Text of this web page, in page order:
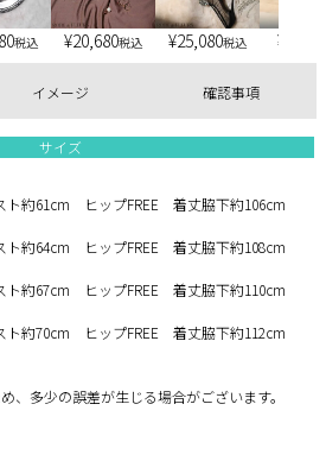
税込 ¥20,680税込 ¥25,080税込 ¥
イメージ 確認事項
サイズ
ト約61cm ヒップFREE 着丈脇下約106cm
ト約64cm ヒップFREE 着丈脇下約108cm
ト約67cm ヒップFREE 着丈脇下約110cm
ト約70cm ヒップFREE 着丈脇下約112cm
、多少の誤差が生じる場合がございます。